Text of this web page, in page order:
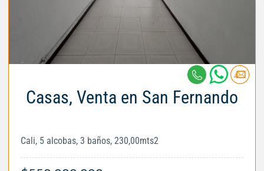
Casas, Venta en San Fernando
Cali, 5 alcobas, 3 baños, 230,00mts2